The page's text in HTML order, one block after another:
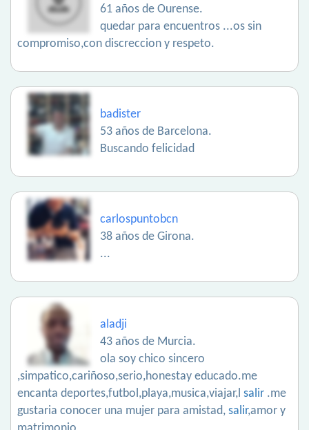
61 años de Ourense.
quedar para encuentros ...os sin
compromiso,con discreccion y respeto.
badister
53 años de Barcelona.
Buscando felicidad
carlospuntobcn
38 años de Girona.
...
aladji
43 años de Murcia.
ola soy chico sincero
,simpatico,cariñoso,serio,honestay educado.me
encanta deportes,futbol,playa,musica,viajar,l salir .me
gustaria conocer una mujer para amistad, salir,amor y